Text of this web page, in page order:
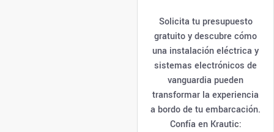
Solicita tu presupuesto
gratuito y descubre cómo
una instalación eléctrica y
sistemas electrónicos de
vanguardia pueden
transformar la experiencia
a bordo de tu embarcación.
Confía en Krautic: